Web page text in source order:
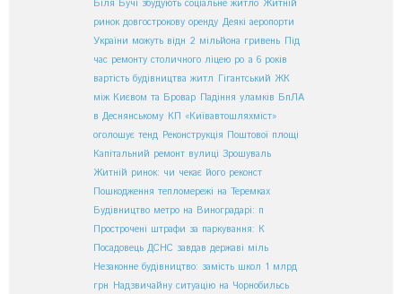
Біля Бучі збудують соціальне житло Житній
ринок довгострокову оренду Деякі аеропорти
України можуть відн 2 мільйона гривень Під
час ремонту столичного ліцею ро а 6 років
вартість будівництва житл Гігантський ЖК
між Києвом та Бровар Падіння уламків БпЛА
в Деснянському КП «Київавтошляхміст»
оголошує тенд Реконструкція Поштової площі
Капітальний ремонт вулиці Зрошуваль
Житній ринок: чи чекає його реконст
Пошкодження тепломережі на Теремках
Будівництво метро на Виноградарі: п
Прострочені штрафи за паркування: К
Посадовець ДСНС завдав державі міль
Незаконне будівництво: замість школ 1 млрд
грн Надзвичайну ситуацію на Чорнобильсь